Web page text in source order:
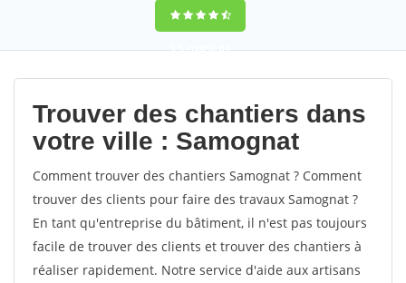
9,5(100%)64
votes
Trouver des chantiers dans
votre ville : Samognat
Comment trouver des chantiers Samognat ? Comment
trouver des clients pour faire des travaux Samognat ?
En tant qu'entreprise du bâtiment, il n'est pas toujours
facile de trouver des clients et trouver des chantiers à
réaliser rapidement. Notre service d'aide aux artisans